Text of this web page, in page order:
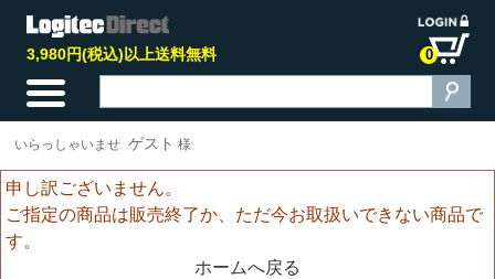
3,980円(税込)以上送料無料 0
いらっしゃいませ ゲスト 様
申し訳ございません。
ご指定の商品は販売終了か、ただ今お取扱いできない商品で
す。
ホームへ戻る